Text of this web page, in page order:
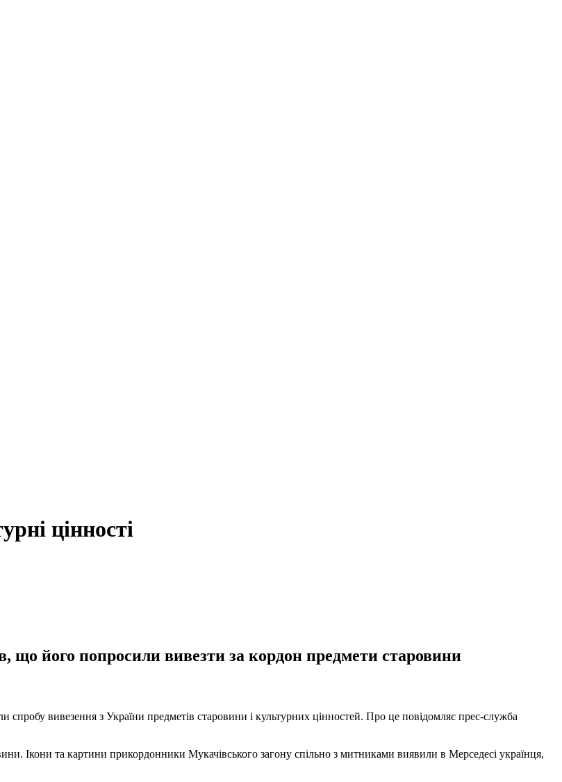
цінності
що його попросили вивезти за кордон предмети старовини
вивезення з України предметів старовини і культурних цінностей. Про це повідомляє прес-служба
Ікони та картини прикордонники Мукачівського загону спільно з митниками виявили в Мерседесі українця,